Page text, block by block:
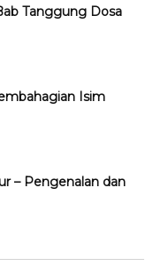
Tanggung Dosa
Isim
– Pengenalan dan